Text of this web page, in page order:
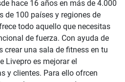
hace 16 años en más de 4.000
de 100 países y regiones de
todo aquello que necesitas
de fuerza. Con ayuda de
crear una sala de fitness en tu
Livepro es mejorar el
y clientes. Para ello ofrcen